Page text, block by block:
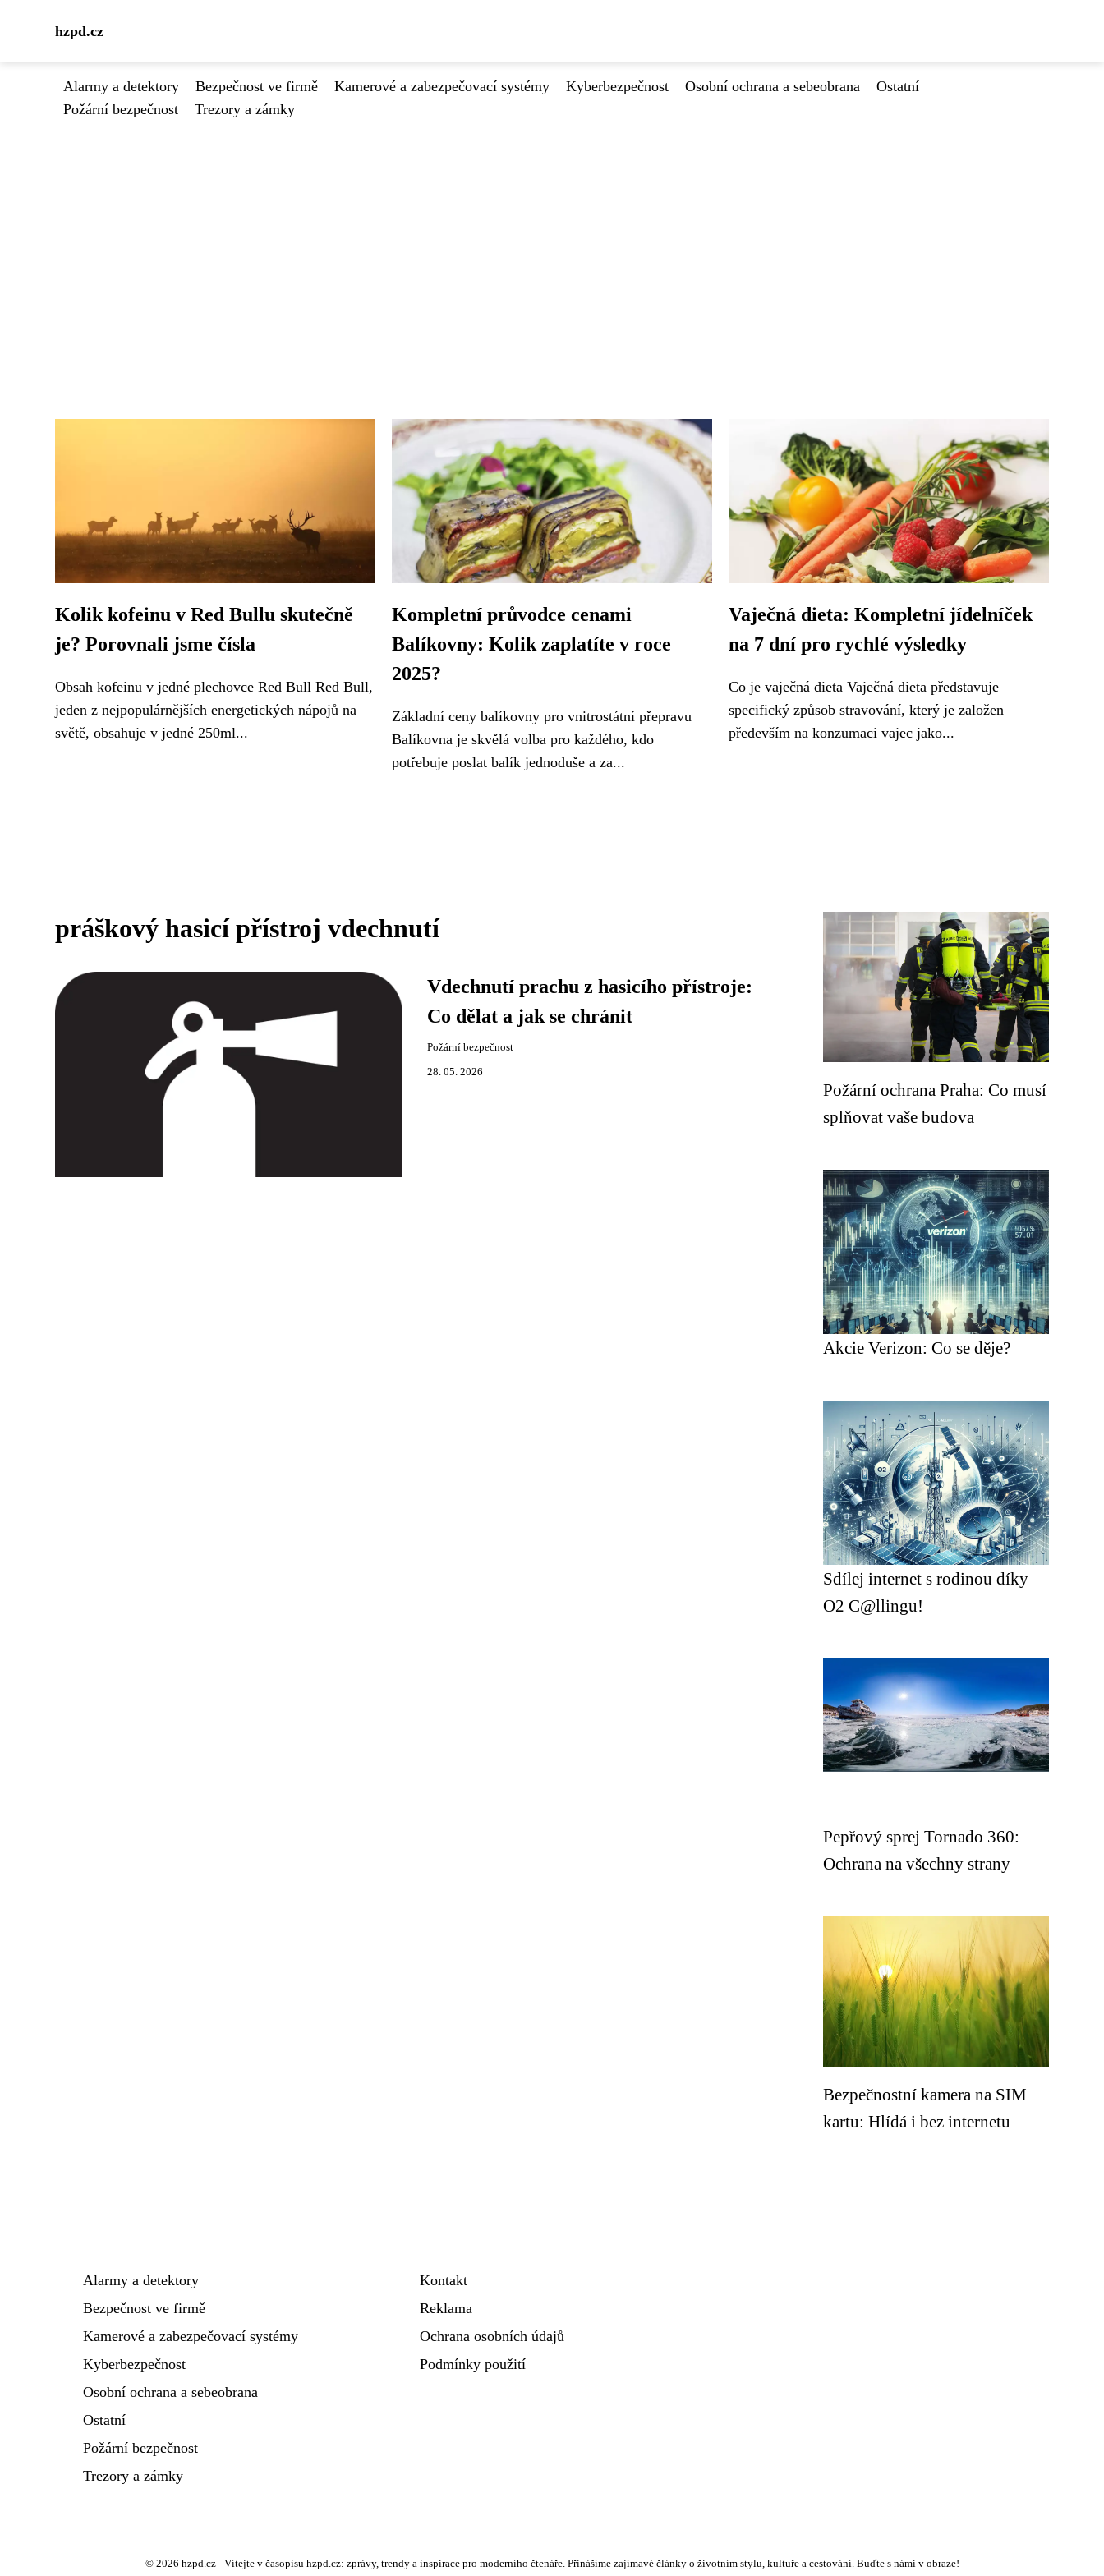
hzpd.cz
Alarmy a detektory Bezpečnost ve firmě Kamerové a zabezpečovací systémy Kyberbezpečnost Osobní ochrana a sebeobrana
Ostatní
Požární bezpečnost
Trezory a zámky
Kolik kofeinu v Red Bullu skutečně
je? Porovnali jsme čísla
Obsah kofeinu v jedné plechovce Red Bull Red Bull,
jeden z nejpopulárnějších energetických nápojů na
světě, obsahuje v jedné 250ml...
Kompletní průvodce cenami
Balíkovny: Kolik zaplatíte v roce
2025?
Základní ceny balíkovny pro vnitrostátní přepravu
Balíkovna je skvělá volba pro každého, kdo
potřebuje poslat balík jednoduše a za...
Vaječná dieta: Kompletní jídelníček
na 7 dní pro rychlé výsledky
Co je vaječná dieta Vaječná dieta představuje
specifický způsob stravování, který je založen
především na konzumaci vajec jako...
práškový hasicí přístroj vdechnutí
Vdechnutí prachu z hasicího přístroje:
Co dělat a jak se chránit
Požární bezpečnost
28. 05. 2026
Požární ochrana Praha: Co musí
splňovat vaše budova
Akcie Verizon: Co se děje?
Sdílej internet s rodinou díky
O2 C@llingu!
Pepřový sprej Tornado 360:
Ochrana na všechny strany
Bezpečnostní kamera na SIM
kartu: Hlídá i bez internetu
Alarmy a detektory
Bezpečnost ve firmě
Kamerové a zabezpečovací systémy
Kyberbezpečnost
Osobní ochrana a sebeobrana
Ostatní
Požární bezpečnost
Trezory a zámky
Kontakt
Reklama
Ochrana osobních údajů
Podmínky použití
© 2026 hzpd.cz - Vítejte v časopisu hzpd.cz: zprávy, trendy a inspirace pro moderního čtenáře. Přinášíme zajímavé články o životním stylu, kultuře a cestování. Buďte s námi v obraze!